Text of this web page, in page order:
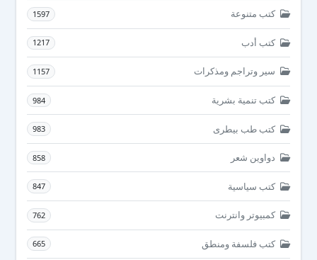
كتب متنوعة 1597
كتب أدب 1217
سير وتراجم ومذكرات 1157
كتب تنمية بشرية 984
كتب طب بيطرى 983
دواوين شعر 858
كتب سياسية 847
كمبيوتر وانترنت 762
كتب فلسفة ومنطق 665